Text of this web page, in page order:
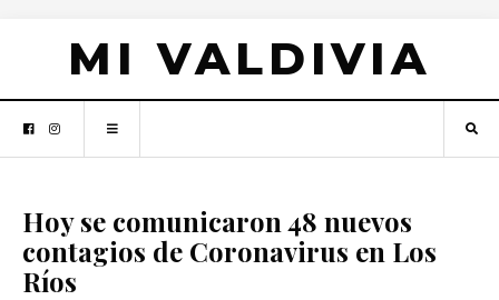
MI VALDIVIA
Hoy se comunicaron 48 nuevos
contagios de Coronavirus en Los
Ríos